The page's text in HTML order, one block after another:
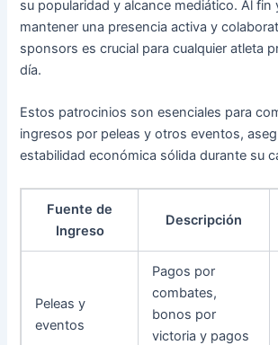
su popularidad y alcance mediático. Al fin
mantener una presencia activa y
sponsors es crucial para cualquier atleta
día.
Estos patrocinios son esenciales para
ingresos por peleas y otros eventos,
estabilidad económica sólida durante su
Fuente de
Ingreso
Descripción
Peleas y
eventos
Pagos por
combates,
bonos por
victoria y pagos